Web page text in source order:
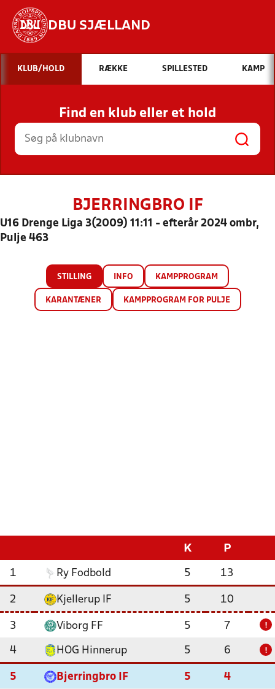
DBU SJÆLLAND
Hvad vil du søge efter?
INDHOLD OG NYHEDER
STILLINGER, RESULTATER, KLUBBER OG
HOLD
KLUB/HOLD RÆKKE SPILLESTED KAMP
Find en klub eller et hold
BJERRINGBRO IF
U16 Drenge Liga 3(2009) 11:11 - efterår 2024 ombr,
Pulje 463
STILLING INFO KAMPPROGRAM
KARANTÆNER KAMPPROGRAM FOR PULJE
K P
1 Ry Fodbold 5 13
2 Kjellerup IF 5 10
3 Viborg FF 5 7 !
4 HOG Hinnerup 5 6 !
5 Bjerringbro IF 5 4